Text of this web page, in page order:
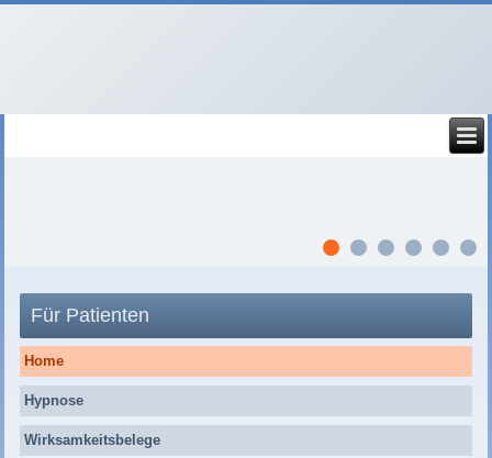
Für Patienten
Home
Hypnose
Wirksamkeitsbelege